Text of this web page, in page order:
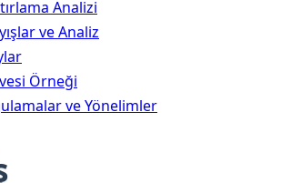
Analizi
ve Analiz
Örneği
ve Yönelimler